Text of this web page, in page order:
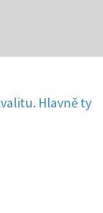
Hlavně ty